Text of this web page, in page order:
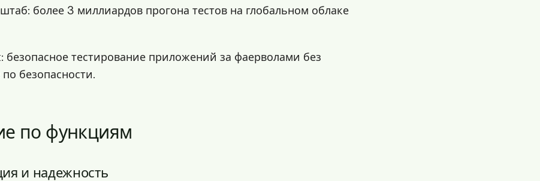
более 3 миллиардов прогона тестов на глобальном облаке
безопасное тестирование приложений за фаерволами без
безопасности.
по функциям
и надежность